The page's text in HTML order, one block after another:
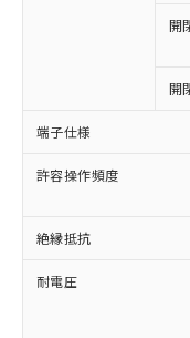
開
開
端子仕様
許容操作頻度
絶縁抵抗
耐電圧
ことを
在庫
記載
タに基
覧さ
準価
正式
様の
ムロ
オム
いたものが
むを得ず変
*EU RoHS指令
鉛(Pb)
六価クロム
類(PBB)
(PBDE)
ル) (DEHP)(別名
ルベンジル（
（DBP）
(DIBP) 1000ppm
但し、RoHS指令
フタル酸エステ
図的な使用がな
基準値を超
「－」：未
ム) : 100ppm、
Cr(Ⅵ)(六価クロ
ニル類) :
ル類) : 1000ppm、
DBP(フタル酸
イソブチル) :
ル) : 1000ppm、
DEHP(フタル酸
当社
為替お
（以下
また
国政
可)を
当社
全に破
いよう
当社は
ル、
武器
説
○ 一
在
た